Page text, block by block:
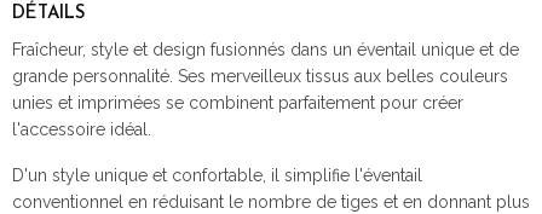
DÉTAILS
Fraîcheur, style et design fusionnés dans un éventail unique et de
grande personnalité. Ses merveilleux tissus aux belles couleurs
unies et imprimées se combinent parfaitement pour créer
l'accessoire idéal.
D'un style unique et confortable, il simplifie l'éventail
conventionnel en réduisant le nombre de tiges et en donnant plus